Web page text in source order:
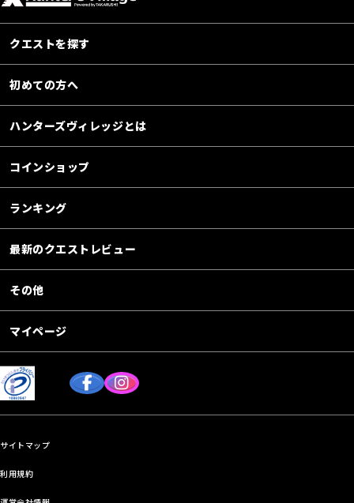
クエストを探す
初めての方へ
ハンターズヴィレッジとは
コインショップ
ランキング
最新のクエストレビュー
その他
マイページ
サイトマップ
利用規約